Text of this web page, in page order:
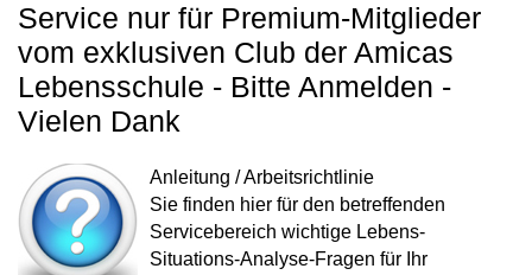
Service nur für Premium-Mitglieder
vom exklusiven Club der Amicas
Lebensschule - Bitte Anmelden -
Vielen Dank
Anleitung / Arbeitsrichtlinie
Sie finden hier für den betreffenden
Servicebereich wichtige Lebens-
Situations-Analyse-Fragen für Ihr